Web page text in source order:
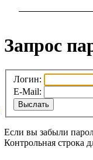
Запрос
Логин:
E-Mail:
Если вы забыли
Контрольная строка